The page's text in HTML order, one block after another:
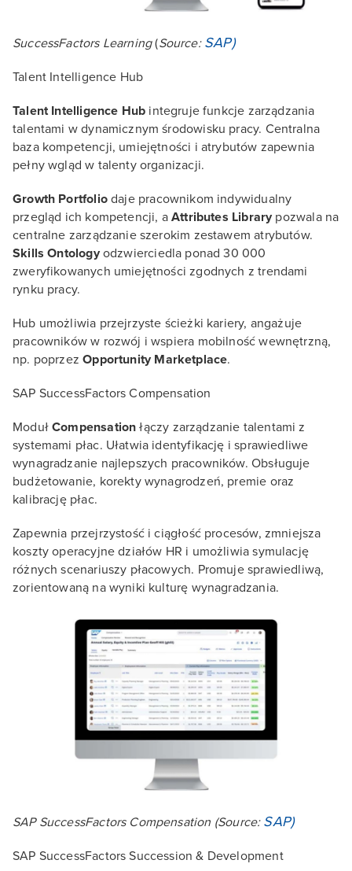
SuccessFactors Learning(Source: SAP)
Talent Intelligence Hub
Talent Intelligence Hub integruje funkcje zarządzania
talentami w dynamicznym środowisku pracy. Centralna
baza kompetencji, umiejętności i atrybutów zapewnia
pełny wgląd w talenty organizacji.
Growth Portfoliodaje pracownikom indywidualny
przegląd ich kompetencji, aAttributes Library pozwala na
centralne zarządzanie szerokim zestawem atrybutów.
Skills Ontologyodzwierciedla ponad 30 000
zweryfikowanych umiejętności zgodnych z trendami
rynku pracy.
Hub umożliwia przejrzyste ścieżki kariery, angażuje
pracowników w rozwój i wspiera mobilność wewnętrzną,
np. poprzezOpportunity Marketplace.
SAP SuccessFactors Compensation
ModułCompensation łączy zarządzanie talentami z
systemami płac. Ułatwia identyfikację i sprawiedliwe
wynagradzanie najlepszych pracowników. Obsługuje
budżetowanie, korekty wynagrodzeń, premie oraz
kalibrację płac.
Zapewnia przejrzystość i ciągłość procesów, zmniejsza
koszty operacyjne działów HR i umożliwia symulację
różnych scenariuszy płacowych. Promuje sprawiedliwą,
zorientowaną na wyniki kulturę wynagradzania.
SAP SuccessFactors Compensation (Source: SAP)
SAP SuccessFactors Succession & Development